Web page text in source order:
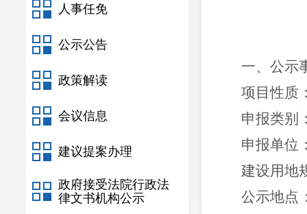
人事任免
公示公告
政策解读
会议信息
建议提案办理
政府接受法院行政法
律文书机构公示
一、公示
项目性质
申报类别
申报单位
建设用地
公示地点